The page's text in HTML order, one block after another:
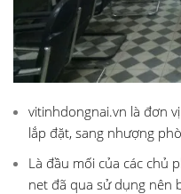
vitinhdongnai.vn là đơn
lắp đặt, sang nhượng
Là đầu mối của các chủ
net đã qua sử dụng nên